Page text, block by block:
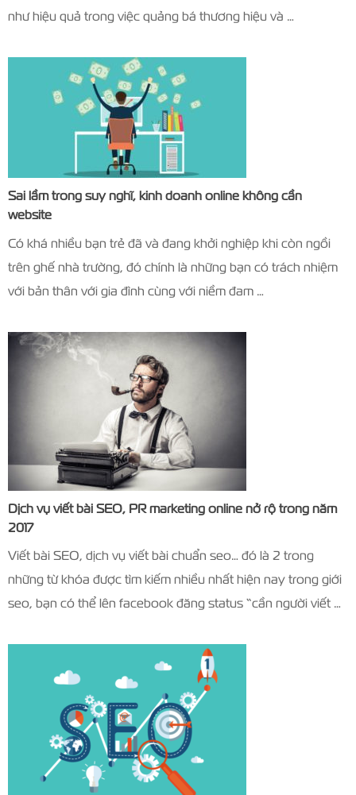
như hiệu quả trong việc quảng bá thương hiệu và …
Sai lầm trong suy nghĩ, kinh doanh online không cần
website
Có khá nhiều bạn trẻ đã và đang khởi nghiệp khi còn ngồi
trên ghế nhà trường, đó chính là những bạn có trách nhiệm
với bản thân với gia đình cùng với niềm đam …
Dịch vụ viết bài SEO, PR marketing online nở rộ trong năm
2017
Viết bài SEO, dịch vụ viết bài chuẩn seo… đó là 2 trong
những từ khóa được tìm kiếm nhiều nhất hiện nay trong giới
seo, bạn có thể lên facebook đăng status “cần người viết …